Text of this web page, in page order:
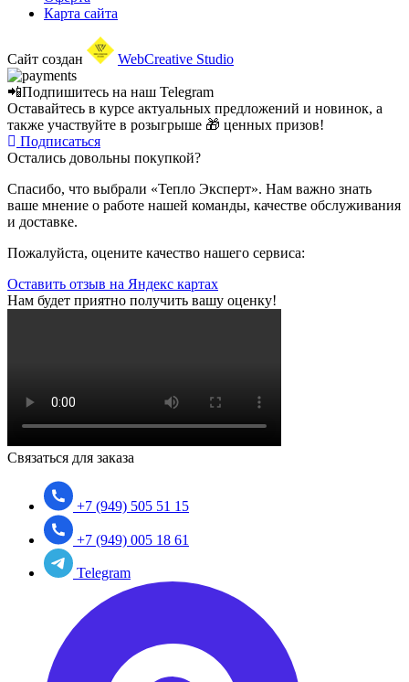
Карта сайта
Сайт создан WebCreative Studio
📲Подпишитесь на наш Telegram
Оставайтесь в курсе актуальных предложений и новинок, а
также участвуйте в розыгрыше 🎁 ценных призов!
Подписаться
Остались довольны покупкой?
Спасибо, что выбрали «Тепло Эксперт». Нам важно знать
ваше мнение о работе нашей команды, качестве обслуживания
и доставке.
Пожалуйста, оцените качество нашего сервиса:
Оставить отзыв на Яндекс картах
Нам будет приятно получить вашу оценку!
Связаться для заказа
+7 (949) 505 51 15
+7 (949) 005 18 61
Telegram